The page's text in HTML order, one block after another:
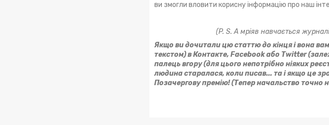
ви змогли вловити корисну інформацію про наш
(P. S. А мріяв навчається
Якщо ви дочитали цю статтю до кінця і вона
текстом) в Контакте, Facebook або Twitter
палець вгору (для цього непотрібно ніяких
людина старалася, коли писав... та і якщо це
Позачергову премію! (Тепер начальство точно